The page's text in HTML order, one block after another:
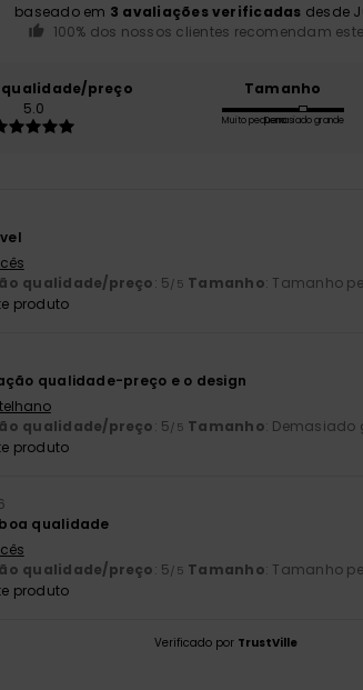
baseado em 3 avaliações verificadas desde
100% dos nossos clientes recomendam
qualidade/preço
5.0
Tamanho
Muito pequenoDemasiado grande
qualidade/preço: 5/5 Tamanho: Tamanho
produto
qualidade-preço e o design
qualidade/preço: 5/5 Tamanho: Demasiado
produto
qualidade
qualidade/preço: 5/5 Tamanho: Tamanho
produto
Verificado por TrustVille